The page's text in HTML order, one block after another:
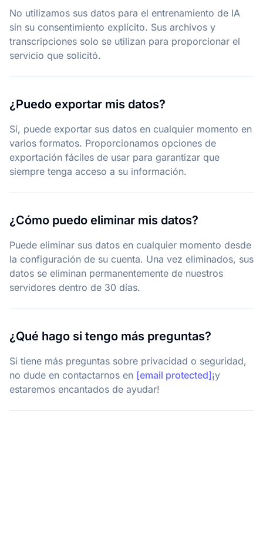
No utilizamos sus datos para el entrenamiento de IA
sin su consentimiento explícito. Sus archivos y
transcripciones solo se utilizan para proporcionar el
servicio que solicitó.
¿Puedo exportar mis datos?
Sí, puede exportar sus datos en cualquier momento en
varios formatos. Proporcionamos opciones de
exportación fáciles de usar para garantizar que
siempre tenga acceso a su información.
¿Cómo puedo eliminar mis datos?
Puede eliminar sus datos en cualquier momento desde
la configuración de su cuenta. Una vez eliminados, sus
datos se eliminan permanentemente de nuestros
servidores dentro de 30 días.
¿Qué hago si tengo más preguntas?
Si tiene más preguntas sobre privacidad o seguridad,
no dude en contactarnos en [email protected]¡y
estaremos encantados de ayudar!